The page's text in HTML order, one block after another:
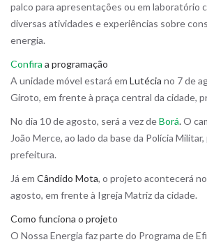
palco para apresentações ou em laboratório
diversas atividades e experiências sobre
energia.
Confira a programação
A unidade móvel estará em Lutécia no 7 de
Giroto, em frente à praça central da cidade,
No dia 10 de agosto, será a vez deBorá.O
João Merce, ao lado da base da Polícia
prefeitura.
Já em Cândido Mota, o projeto acontecerá
agosto, em frente à Igreja Matriz da cidade.
Como funciona o projeto
O Nossa Energia faz parte do Programa de